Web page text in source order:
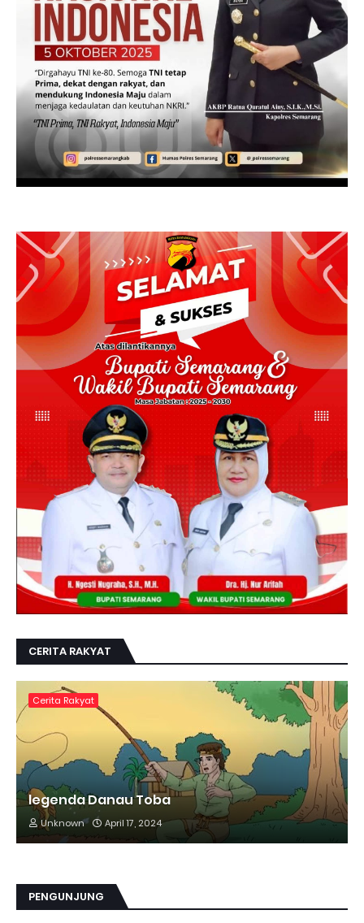
CERITA RAKYAT
Cerita Rakyat
legenda Danau Toba
Unknown April 17, 2024
PENGUNJUNG